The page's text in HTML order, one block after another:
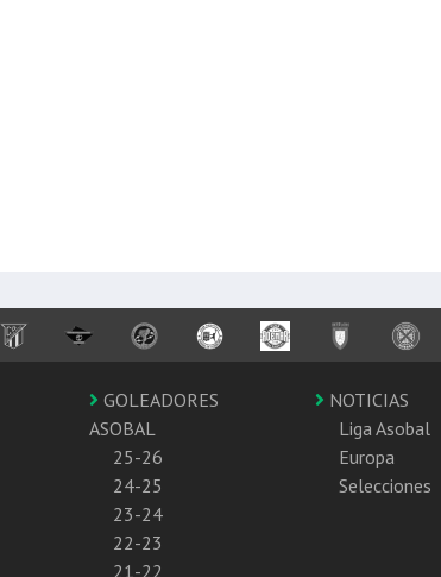
GOLEADORES
ASOBAL
25-26
24-25
23-24
22-23
21-22
NOTICIAS
Liga Asobal
Europa
Selecciones